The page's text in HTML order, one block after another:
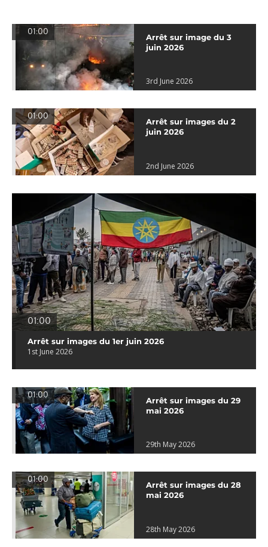
01:00
Arrêt sur image du 3
juin 2026
3rd June 2026
01:00
Arrêt sur images du 2
juin 2026
2nd June 2026
01:00
Arrêt sur images du 1er juin 2026
1st June 2026
01:00
Arrêt sur images du 29
mai 2026
29th May 2026
01:00
Arrêt sur images du 28
mai 2026
28th May 2026